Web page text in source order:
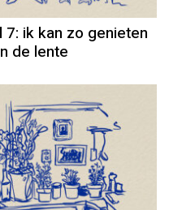
7: ik kan zo genieten
de lente